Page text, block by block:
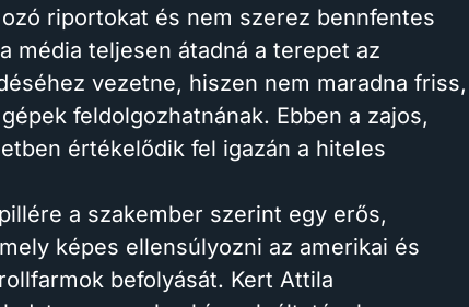
riportokat és nem szerez bennfentes
média teljesen átadná a terepet az
vezetne, hiszen nem maradna friss,
feldolgozhatnának. Ebben a zajos,
értékelődik fel igazán a hiteles
a szakember szerint egy erős,
képes ellensúlyozni az amerikai és
befolyását. Kert Attila